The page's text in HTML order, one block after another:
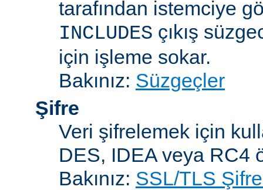
tarafından istemciye
INCLUDES çıkış
için işleme sokar.
Bakınız: Süzgeçler
Şifre
Veri şifrelemek için
DES, IDEA veya RC4
Bakınız: SSL/TLS